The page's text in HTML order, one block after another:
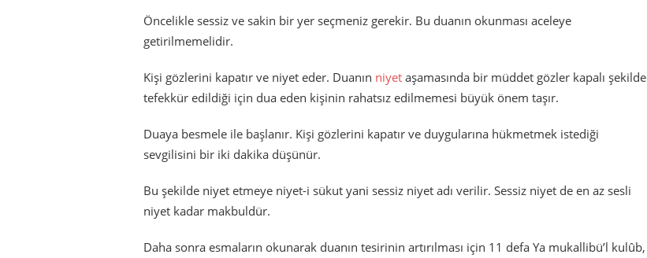
Öncelikle sessiz ve sakin bir yer seçmeniz gerekir. Bu duanın okunması aceleye
getirilmemelidir.
Kişi gözlerini kapatır ve niyet eder. Duanın niyet aşamasında bir müddet gözler kapalı şekilde
tefekkür edildiği için dua eden kişinin rahatsız edilmemesi büyük önem taşır.
Duaya besmele ile başlanır. Kişi gözlerini kapatır ve duygularına hükmetmek istediği
sevgilisini bir iki dakika düşünür.
Bu şekilde niyet etmeye niyet-i sükut yani sessiz niyet adı verilir. Sessiz niyet de en az sesli
niyet kadar makbuldür.
Daha sonra esmaların okunarak duanın tesirinin artırılması için 11 defa Ya mukallibü’l kulûb,